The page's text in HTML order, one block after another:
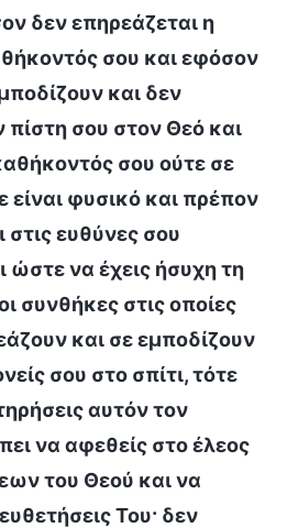
δεν επηρεάζεται η
σου και εφόσον
και δεν
σου στον Θεό και
σου ούτε σε
είναι φυσικό και πρέπον
ευθύνες σου
ώστε να έχεις ήσυχη τη
συνθήκες στις οποίες
και σε εμποδίζουν
σου στο σπίτι, τότε
αυτόν τον
να αφεθείς στο έλεος
του Θεού και να
Του· δεν